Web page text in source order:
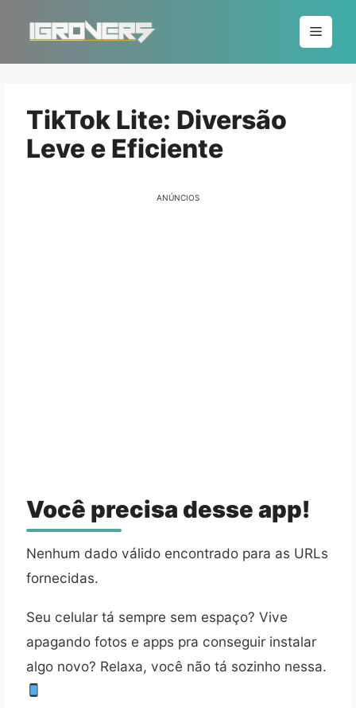
conteúdo
Menu
TikTok Lite: Diversão
Leve e Eficiente
ANÚNCIOS
Você precisa desse app!
Nenhum dado válido encontrado para as URLs
fornecidas.
Seu celular tá sempre sem espaço? Vive
apagando fotos e apps pra conseguir instalar
algo novo? Relaxa, você não tá sozinho nessa.